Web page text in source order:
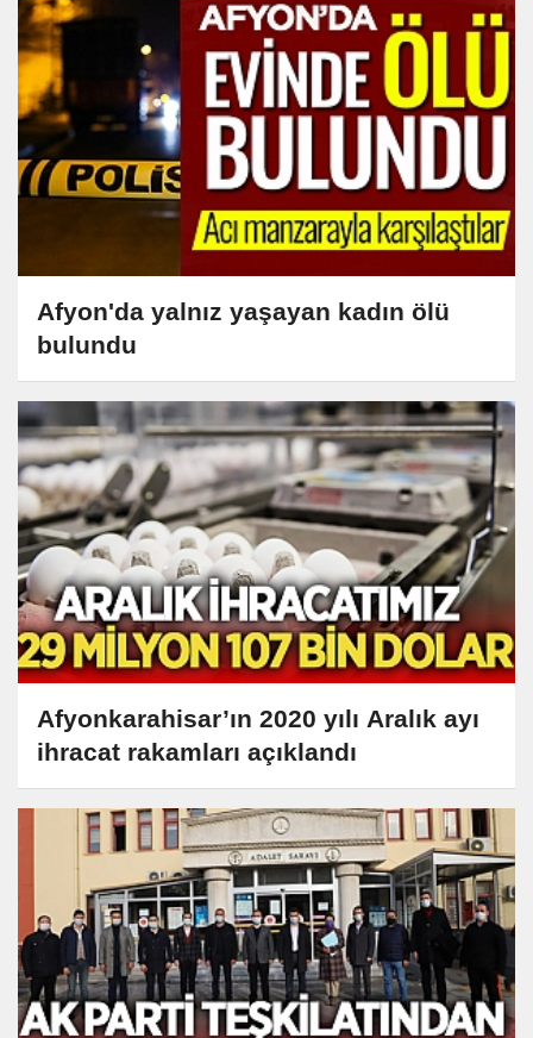
Afyon'da yalnız yaşayan kadın ölü
bulundu
Afyonkarahisar’ın 2020 yılı Aralık ayı
ihracat rakamları açıklandı